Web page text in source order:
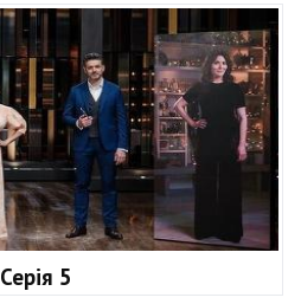
Серія 5